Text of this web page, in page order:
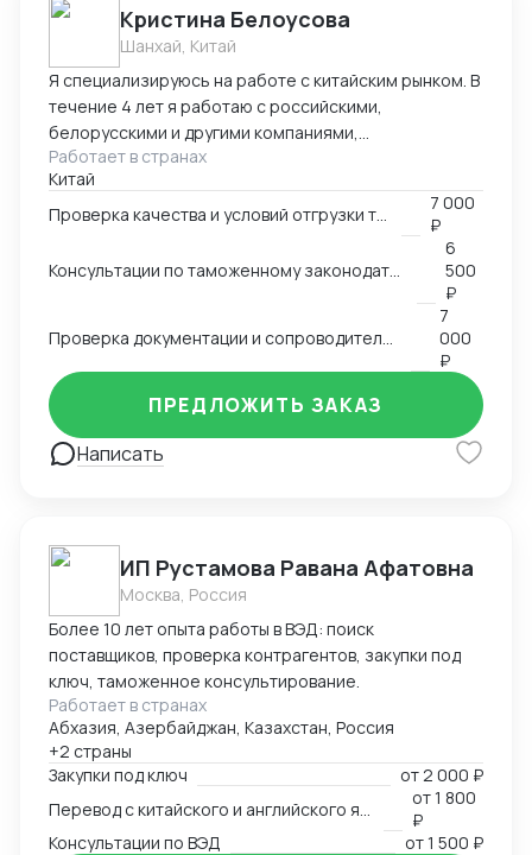
Кристина Белоусова
Шанхай, Китай
Я специализируюсь на работе с китайским рынком. В
течение 4 лет я работаю с российскими,
белорусскими и другими компаниями,
занимающимися импортом и экспортом различных
товаров, включая товары потребления, электронику,
текстиль, автомобильные запчасти и другие. Могу
помочь вам найти необходимые товары и надежных
поставщиков, разобраться в требованиях таможни,
соответствие всей необходимой документации. Мой
опыт работы в разных сферах позволяет мне
применять свои знания и навыки в различных
бизнес-сценариях и обеспечивать высокое
качество услуг для клиентов.
Работает в странах
Китай
7 000
₽
Консультации по таможенному законодательству и процедурам ВЭД
6
500
₽
Проверка документации и сопроводительных документов
7
000
₽
Написать
ПРЕДЛОЖИТЬ ЗАКАЗ
ИП Рустамова Равана Афатовна
Москва, Россия
Более 10 лет опыта работы в ВЭД: поиск
поставщиков, проверка контрагентов, закупки под
ключ, таможенное консультирование.
Работает в странах
Абхазия, Азербайджан, Казахстан, Россия
+2 страны
Закупки под ключ
от2 000 ₽
от1 800
₽
Консультации по ВЭД
от1 500 ₽